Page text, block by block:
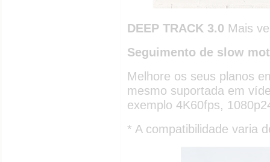
DEEP TRACK 3.0 Mais
Seguimento de slow
Melhore os seus planos
mesmo suportada em
exemplo 4K60fps,
* A compatibilidade varia